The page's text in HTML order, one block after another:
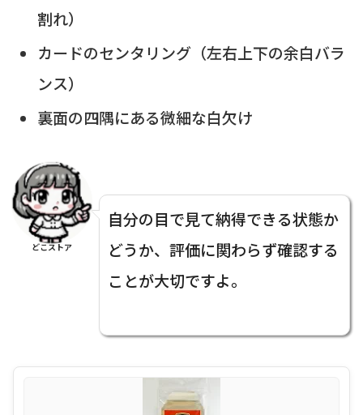
割れ）
カードのセンタリング（左右上下の余白バラ
ンス）
裏面の四隅にある微細な白欠け
どこストア
自分の目で見て納得できる状態か
どうか、評価に関わらず確認する
ことが大切ですよ。